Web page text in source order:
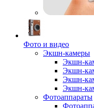
Фото и видео
Экшн-камеры
Экшн-
Экшн-
Экшн-
Экшн-
Фотоаппараты